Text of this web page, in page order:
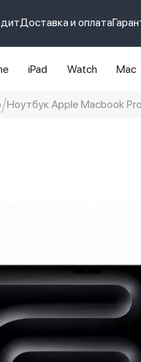
Доставка и оплата
iPad Watch Mac
Ноутбук Apple Macbook